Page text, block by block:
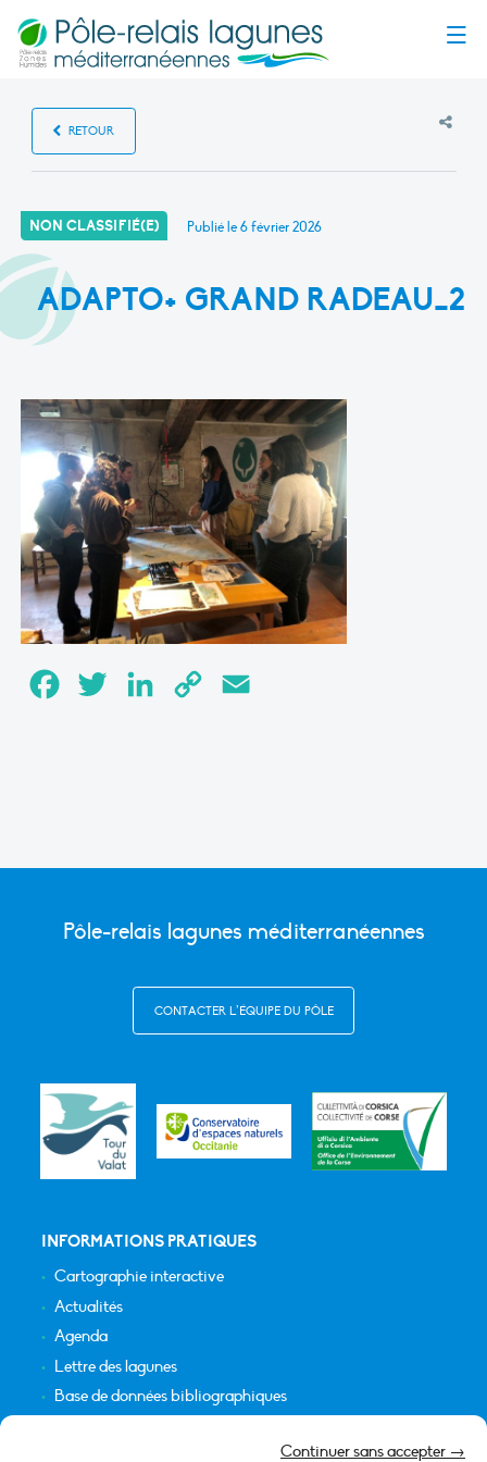
Continuer sans accepter →
RETOUR
NON CLASSIFIÉ(E) Publié le6 février 2026
ADAPTO+ GRAND RADEAU_2
FacebookTwitter LinkedInCopy
Pôle-relais lagunes méditerranéennes
CONTACTER L’ÉQUIPE DU PÔLE
INFORMATIONS PRATIQUES
Cartographie interactive
Actualités
Agenda
Lettre des lagunes
Base de données bibliographiques